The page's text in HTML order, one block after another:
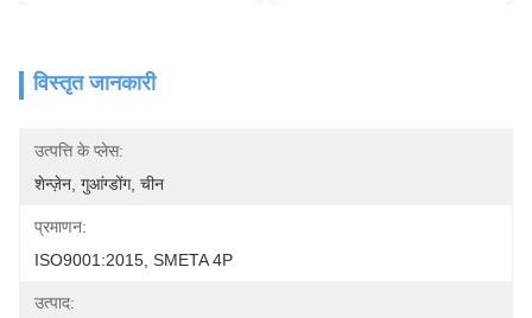
विस्तृत जानकारी
उत्पत्ति के प्लेस:
शेन्ज़ेन, गुआंग्डोंग, चीन
प्रमाणन:
ISO9001:2015, SMETA 4P
उत्पाद: